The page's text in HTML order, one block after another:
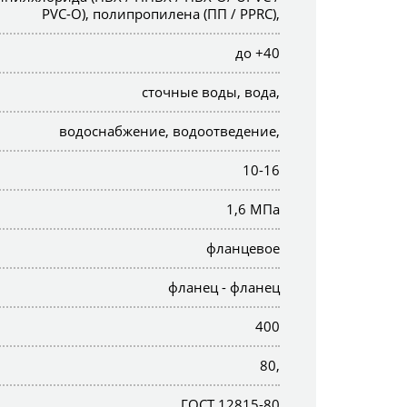
PVC-O), полипропилена (ПП / PPRC),
до +40
сточные воды, вода,
водоснабжение, водоотведение,
10-16
1,6 МПа
фланцевое
фланец - фланец
400
80,